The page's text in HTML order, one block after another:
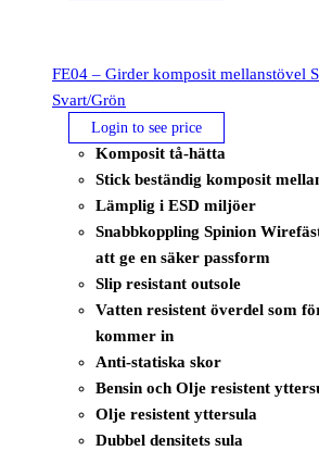
FE04 – Girder komposit mellanstövel
Svart/Grön
Login to see price
Komposit tå-hätta
Stick beständig komposit
Lämplig i ESD miljöer
Snabbkoppling Spinion
att ge en säker passform
Slip resistant outsole
Vatten resistent överdel som
kommer in
Anti-statiska skor
Bensin och Olje resistent
Olje resistent yttersula
Dubbel densitets sula